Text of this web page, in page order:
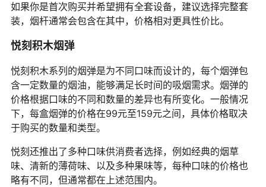
如果你是首次购买并希望拥有全套设备，建议选择完整套
装，烟杆通常会包含在其中，价格相对更具性价比。
悦刻积木烟弹
悦刻积木系列的烟弹是为不同口味而设计的，每个烟弹包
含一定数量的烟油，能够满足长时间的吸烟需求。烟弹的
价格根据口味的不同和数量的差异也有所变化。一般情况
下，每盒烟弹的价格在99元至159元之间，具体价格取决
于购买的数量和类型。
悦刻还推出了多种口味供消费者选择，例如经典的烟草
味、清新的薄荷味、以及多种果味等，每种口味的价格也
略有不同，但通常都在上述范围内。